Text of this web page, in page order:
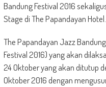
Bandung Festival 2016
Stage di The Papandayan Hotel.
The Papandayan Jazz
Festival 2016) yang akan
24 Oktober yang akan ditutup
Oktober 2016 dengan